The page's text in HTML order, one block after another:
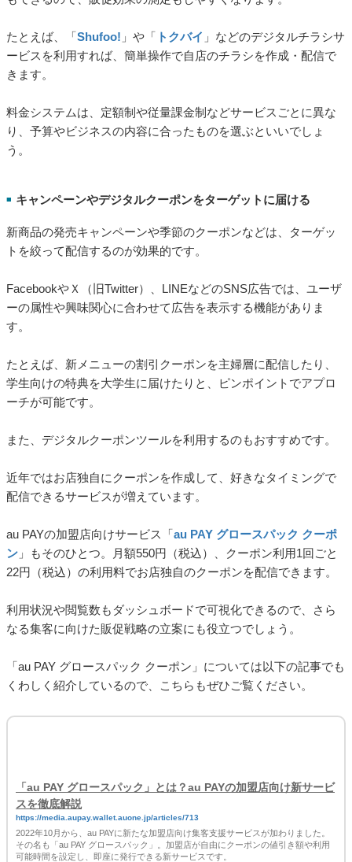
たとえば、「Shufoo! 」や「 トクバイ 」などのデジタルチラシサ
ービスを利用すれば、簡単操作で自店のチラシを作成・配信で
きます。
料金システムは、定額制や従量課金制などサービスごとに異な
り、予算やビジネスの内容に合ったものを選ぶといいでしょ
う。
■ キャンペーンやデジタルクーポンをターゲットに届ける
新商品の発売キャンペーンや季節のクーポンなどは、ターゲッ
トを絞って配信するのが効果的です。
FacebookやＸ（旧Twitter）、LINEなどのSNS広告では、ユーザ
ーの属性や興味関心に合わせて広告を表示する機能がありま
す。
たとえば、新メニューの割引クーポンを主婦層に配信したり、
学生向けの特典を大学生に届けたりと、ピンポイントでアプロ
ーチが可能です。
また、デジタルクーポンツールを利用するのもおすすめです。
近年ではお店独自にクーポンを作成して、好きなタイミングで
配信できるサービスが増えています。
au PAYの加盟店向けサービス「au PAY グロースパック クーポ
ン 」もそのひとつ。月額550円（税込）、クーポン利用1回ごと
22円（税込）の利用料でお店独自のクーポンを配信できます。
利用状況や閲覧数もダッシュボードで可視化できるので、さら
なる集客に向けた販促戦略の立案にも役立つでしょう。
「au PAY グロースパック クーポン」については以下の記事でも
くわしく紹介しているので、こちらもぜひご覧ください。
「au PAY グロースパック」とは？au PAYの加盟店向け新サービ
スを徹底解説
https://media.aupay.wallet.auone.jp/articles/713
2022年10月から、au PAYに新たな加盟店向け集客支援サービスが加わりました。
その名も「au PAY グロースパック」。加盟店が自由にクーポンの値引き額や利用
可能時間を設定し、即座に発行できる新サービスです。